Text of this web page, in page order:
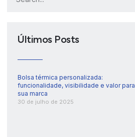
Últimos Posts
Bolsa térmica personalizada:
funcionalidade, visibilidade e valor para
sua marca
30 de julho de 2025